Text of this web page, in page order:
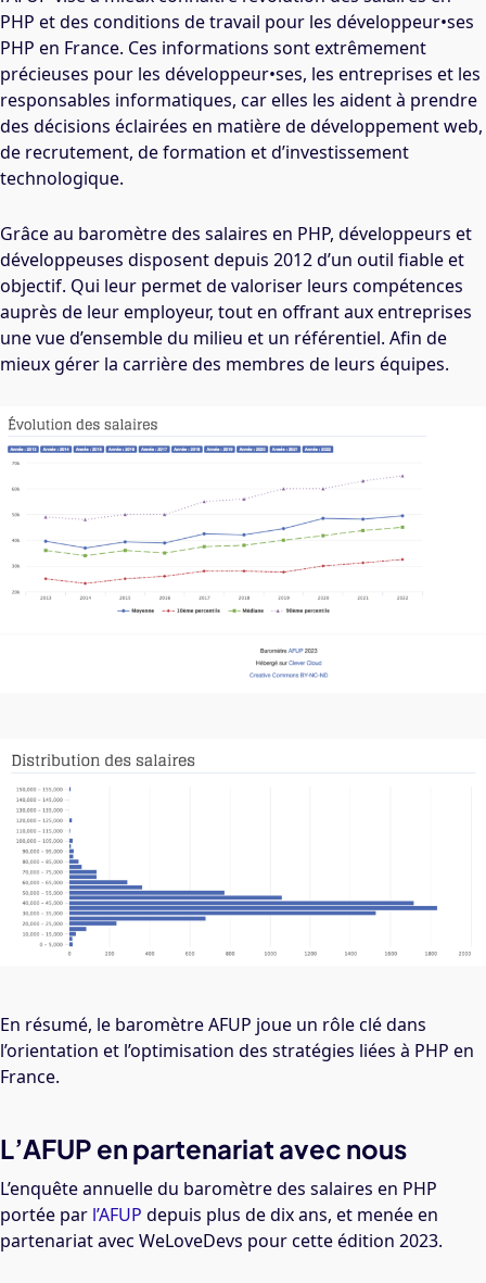
PHP et des conditions de travail pour les développeur•ses
PHP en France. Ces informations sont extrêmement
précieuses pour les développeur•ses, les entreprises et les
responsables informatiques, car elles les aident à prendre
des décisions éclairées en matière de développement web,
de recrutement, de formation et d’investissement
technologique.
Grâce au baromètre des salaires en PHP, développeurs et
développeuses disposent depuis 2012 d’un outil fiable et
objectif. Qui leur permet de valoriser leurs compétences
auprès de leur employeur, tout en offrant aux entreprises
une vue d’ensemble du milieu et un référentiel. Afin de
mieux gérer la carrière des membres de leurs équipes.
En résumé, le baromètre AFUP joue un rôle clé dans
l’orientation et l’optimisation des stratégies liées à PHP en
France.
L’AFUP en partenariat avec nous
L’enquête annuelle du baromètre des salaires en PHP
portée par l’AFUP depuis plus de dix ans, et menée en
partenariat avec WeLoveDevs pour cette édition 2023.